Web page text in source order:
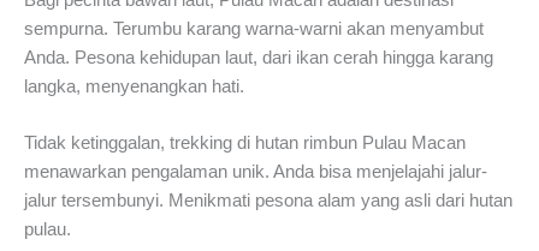
sempurna. Terumbu karang warna-warni akan menyambut
Anda. Pesona kehidupan laut, dari ikan cerah hingga karang
langka, menyenangkan hati.
Tidak ketinggalan, trekking di hutan rimbun Pulau Macan
menawarkan pengalaman unik. Anda bisa menjelajahi jalur-
jalur tersembunyi. Menikmati pesona alam yang asli dari hutan
pulau.